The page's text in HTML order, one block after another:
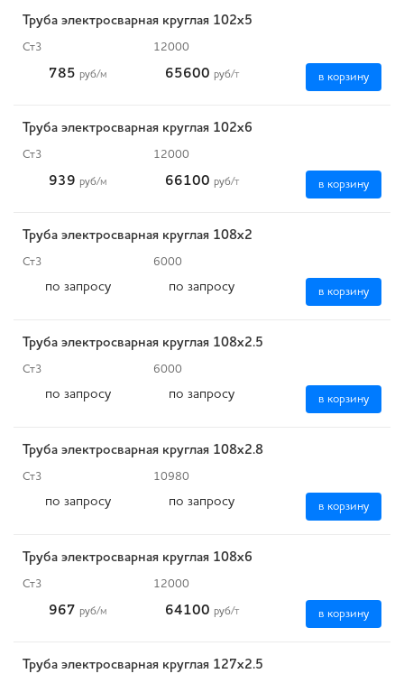
Труба электросварная круглая 102х5
Ст3 12000
785 руб/м 65600 руб/т в корзину
Труба электросварная круглая 102х6
Ст3 12000
939 руб/м 66100 руб/т в корзину
Труба электросварная круглая 108х2
Ст3 6000
по запросу по запросу в корзину
Труба электросварная круглая 108х2.5
Ст3 6000
по запросу по запросу в корзину
Труба электросварная круглая 108х2.8
Ст3 10980
по запросу по запросу в корзину
Труба электросварная круглая 108х6
Ст3 12000
967 руб/м 64100 руб/т в корзину
Труба электросварная круглая 127х2.5